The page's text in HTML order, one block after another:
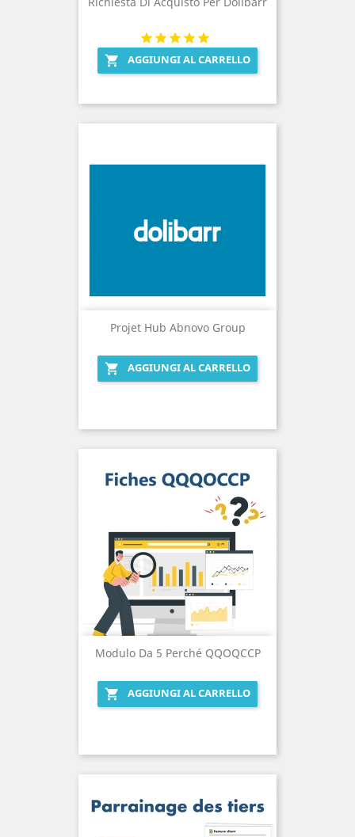
 AGGIUNGI AL CARRELLO
Projet Hub Abnovo Group
 AGGIUNGI AL CARRELLO
Modulo Da 5 Perché QQOQCCP
 AGGIUNGI AL CARRELLO